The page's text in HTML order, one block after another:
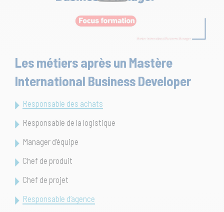
Les métiers après un Mastère
International Business Developer
Responsable des achats
Responsable de la logistique
Manager d’équipe
Chef de produit
Chef de projet
Responsable d’agence